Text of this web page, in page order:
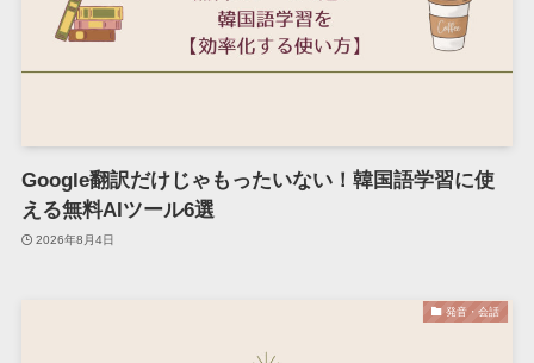
Google翻訳だけじゃもったいない！韓国語学習に使
える無料AIツール6選
2026年8月4日
発音・会話